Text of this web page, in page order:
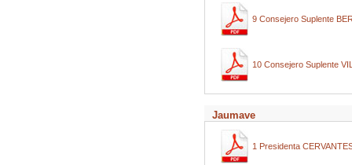
9 Consejero Suplente
10 Consejero Suplente
Jaumave
1 Presidenta